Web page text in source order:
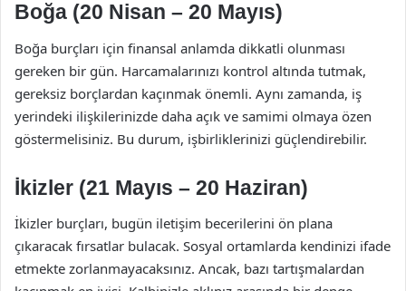
Boğa (20 Nisan – 20 Mayıs)
Boğa burçları için finansal anlamda dikkatli olunması
gereken bir gün. Harcamalarınızı kontrol altında tutmak,
gereksiz borçlardan kaçınmak önemli. Aynı zamanda, iş
yerindeki ilişkilerinizde daha açık ve samimi olmaya özen
göstermelisiniz. Bu durum, işbirliklerinizi güçlendirebilir.
İkizler (21 Mayıs – 20 Haziran)
İkizler burçları, bugün iletişim becerilerini ön plana
çıkaracak fırsatlar bulacak. Sosyal ortamlarda kendinizi ifade
etmekte zorlanmayacaksınız. Ancak, bazı tartışmalardan